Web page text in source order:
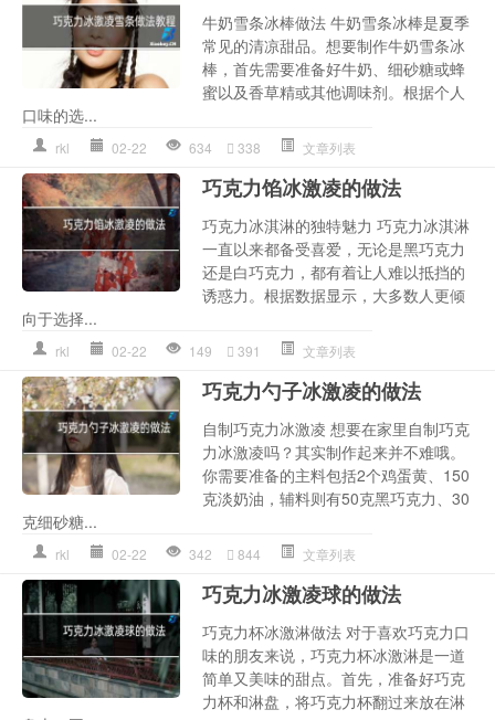
牛奶雪条冰棒做法 牛奶雪条冰棒是夏季
常见的清凉甜品。想要制作牛奶雪条冰
棒，首先需要准备好牛奶、细砂糖或蜂
蜜以及香草精或其他调味剂。根据个人
口味的选...
rkl 02-22 634 338 文章列表
巧克力馅冰激凌的做法
巧克力冰淇淋的独特魅力 巧克力冰淇淋
一直以来都备受喜爱，无论是黑巧克力
还是白巧克力，都有着让人难以抵挡的
诱惑力。根据数据显示，大多数人更倾
向于选择...
rkl 02-22 149 391 文章列表
巧克力勺子冰激凌的做法
自制巧克力冰激凌 想要在家里自制巧克
力冰激凌吗？其实制作起来并不难哦。
你需要准备的主料包括2个鸡蛋黄、150
克淡奶油，辅料则有50克黑巧克力、30
克细砂糖...
rkl 02-22 342 844 文章列表
巧克力冰激凌球的做法
巧克力杯冰激淋做法 对于喜欢巧克力口
味的朋友来说，巧克力杯冰激淋是一道
简单又美味的甜点。首先，准备好巧克
力杯和淋盘，将巧克力杯翻过来放在淋